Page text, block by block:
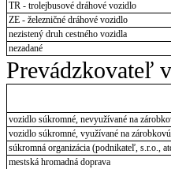
TR - trolejbusové dráhové vozidlo
ZE - železničné dráhové vozidlo
nezistený druh cestného vozidla
nezadané
Prevádzkovateľ
vozidlo súkromné, nevyužívané na
vozidlo súkromné, využívané na
súkromná organizácia (podnikateľ, s.r.o.,
mestská hromadná doprava